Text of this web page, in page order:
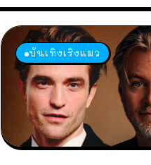
บันเทิงเริงแมว